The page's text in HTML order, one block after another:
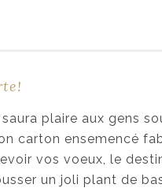
plaire aux gens
carton ensemencé
vos voeux, le
un joli plant de